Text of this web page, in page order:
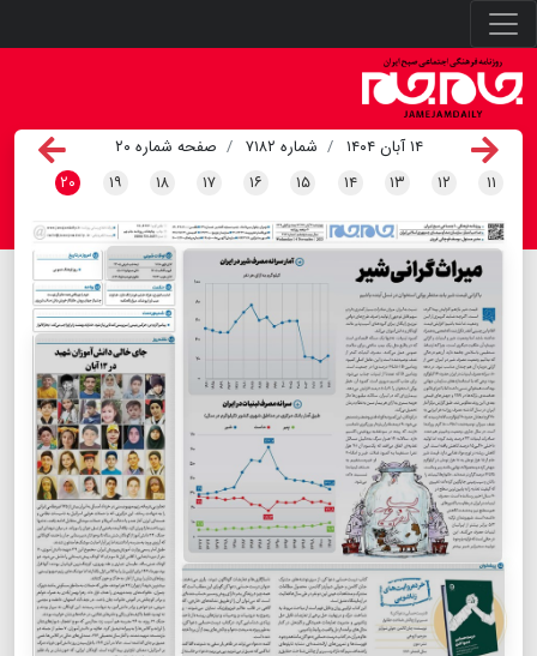
۱۴ آبان ۱۴۰۴ شماره ۷۱۸۲
صفحه شماره ۲۰
۱۱ ۱۲ ۱۳ ۱۴ ۱۵ ۱۶ ۱۷ ۱۸ ۱۹ ۲۰